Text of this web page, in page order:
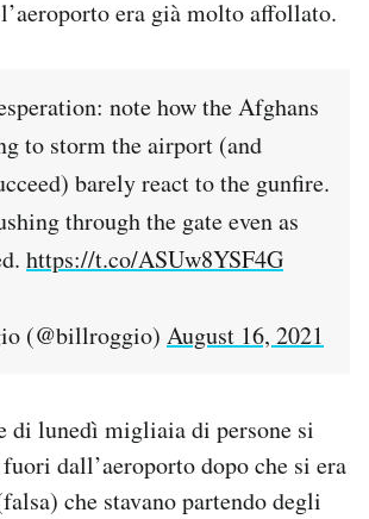
era già molto affollato.
note how the Afghans
to storm the airport (and
barely react to the gunfire.
through the gate even as
https://t.co/ASUw8YSF4G
(@billroggio) August 16, 2021
di lunedì migliaia di persone si
dall’aeroporto dopo che si era
che stavano partendo degli